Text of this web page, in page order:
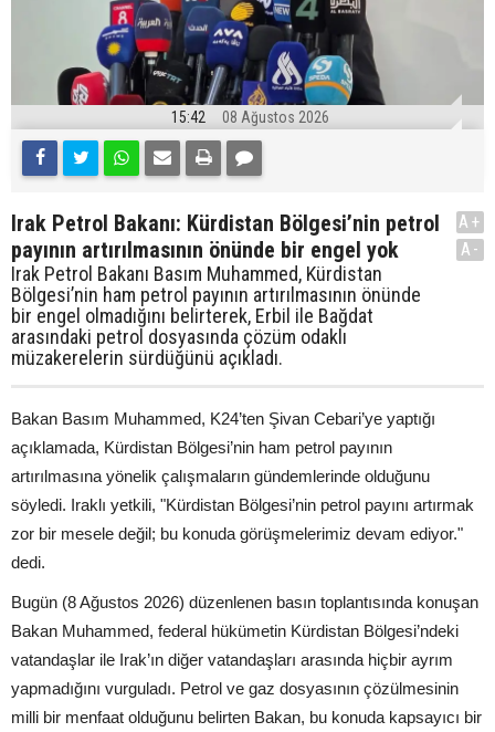
15:42 08 Ağustos 2026
Irak Petrol Bakanı: Kürdistan Bölgesi’nin petrol
payının artırılmasının önünde bir engel yok
Irak Petrol Bakanı Basım Muhammed, Kürdistan
Bölgesi’nin ham petrol payının artırılmasının önünde
bir engel olmadığını belirterek, Erbil ile Bağdat
arasındaki petrol dosyasında çözüm odaklı
müzakerelerin sürdüğünü açıkladı.
A+
A-
Bakan Basım Muhammed, K24’ten Şivan Cebari’ye yaptığı
açıklamada, Kürdistan Bölgesi’nin ham petrol payının
artırılmasına yönelik çalışmaların gündemlerinde olduğunu
söyledi. Iraklı yetkili, "Kürdistan Bölgesi’nin petrol payını artırmak
zor bir mesele değil; bu konuda görüşmelerimiz devam ediyor."
dedi.
Bugün (8 Ağustos 2026) düzenlenen basın toplantısında konuşan
Bakan Muhammed, federal hükümetin Kürdistan Bölgesi’ndeki
vatandaşlar ile Irak’ın diğer vatandaşları arasında hiçbir ayrım
yapmadığını vurguladı. Petrol ve gaz dosyasının çözülmesinin
milli bir menfaat olduğunu belirten Bakan, bu konuda kapsayıcı bir